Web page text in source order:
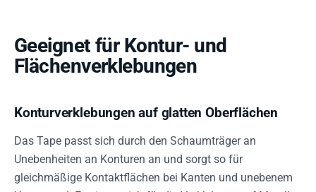
Geeignet für Kontur- und
Flächenverklebungen
Konturverklebungen auf glatten Oberflächen
Das Tape passt sich durch den Schaumträger an
Unebenheiten an Konturen an und sorgt so für
gleichmäßige Kontaktflächen bei Kanten und unebenem